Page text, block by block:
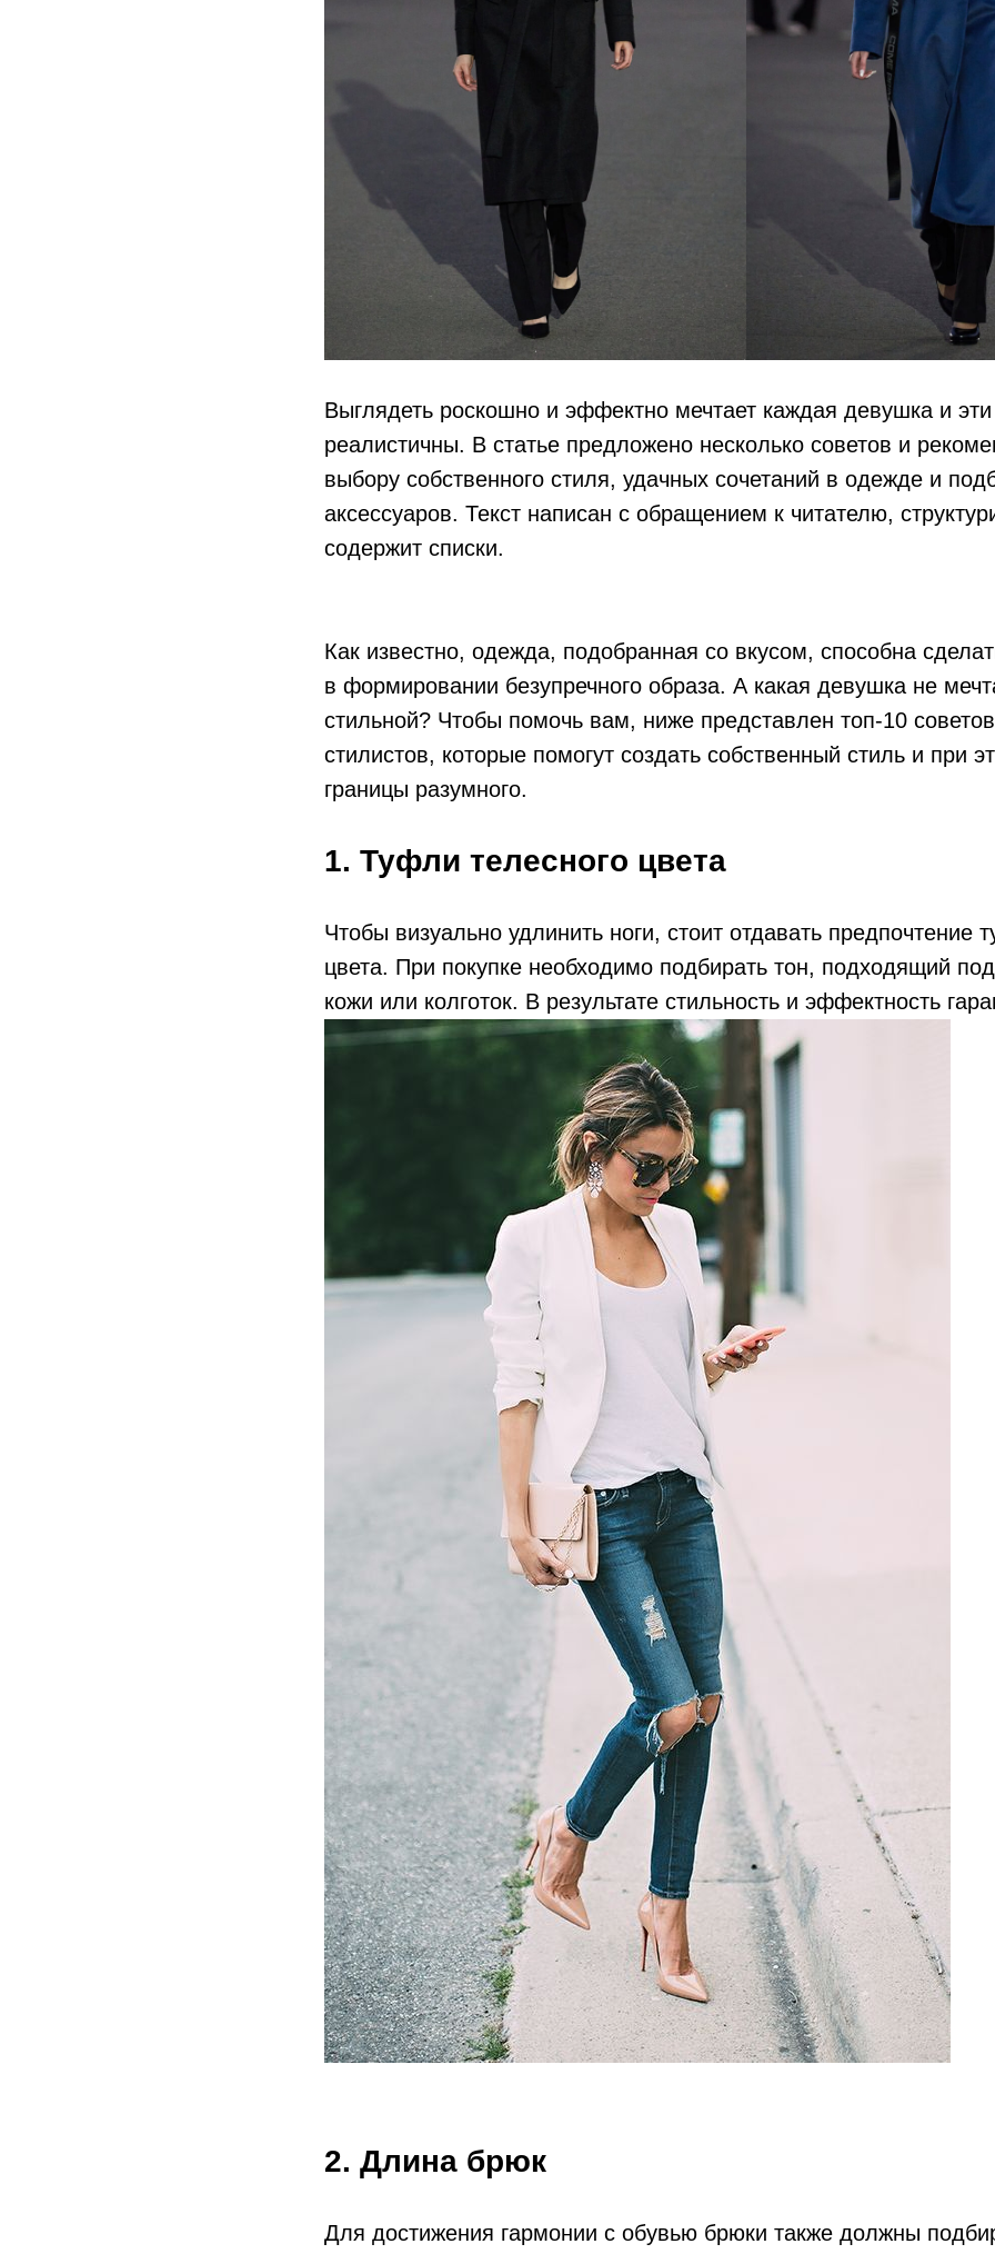
Выглядеть роскошно и эффектно мечтает каждая девушка и
реалистичны. В статье предложено несколько советов и
выбору собственного стиля, удачных сочетаний в одежде и
аксессуаров. Текст написан с обращением к читателю,
содержит списки.
Как известно, одежда, подобранная со вкусом, способна
в формировании безупречного образа. А какая девушка не
стильной? Чтобы помочь вам, ниже представлен топ-10
стилистов, которые помогут создать собственный стиль и при
границы разумного.
1. Туфли телесного цвета
Чтобы визуально удлинить ноги, стоит отдавать предпочтение
цвета. При покупке необходимо подбирать тон, подходящий
кожи или колготок. В результате стильность и эффектность
2. Длина брюк
Для достижения гармонии с обувью брюки также должны